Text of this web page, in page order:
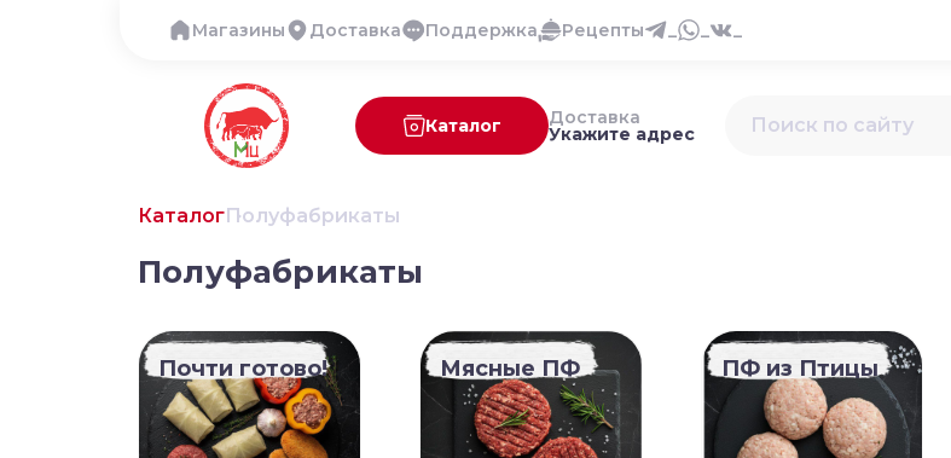
Магазины Доставка Поддержка Рецепты _ _ _
Каталог Доставка
Укажите адрес
КаталогПолуфабрикаты
Полуфабрикаты
Почти готово! Мясные ПФ ПФ из Птицы